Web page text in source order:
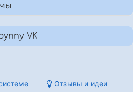
VK
Отзывы и идеи